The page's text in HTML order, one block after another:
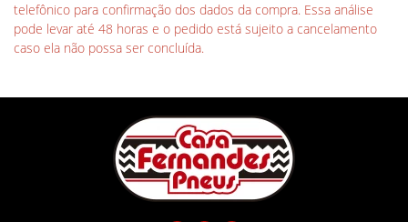
telefônico para confirmação dos dados da compra. Essa análise
pode levar até 48 horas e o pedido está sujeito a cancelamento
caso ela não possa ser concluída.